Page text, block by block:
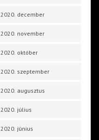
2020. december
2020. november
2020. október
2020. szeptember
2020. augusztus
2020. július
2020. június